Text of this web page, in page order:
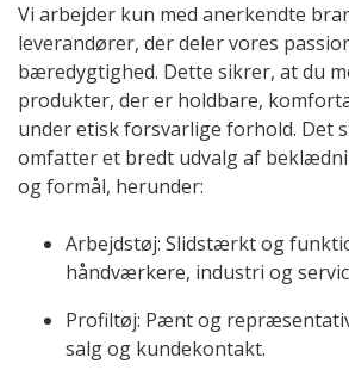
Vi arbejder kun med anerkendte
leverandører, der deler vores
bæredygtighed. Dette sikrer, at du
produkter, der er holdbare,
under etisk forsvarlige forhold. Det
omfatter et bredt udvalg af
og formål, herunder:
Arbejdstøj: Slidstærkt og
håndværkere, industri og
Profiltøj: Pænt og
salg og kundekontakt.